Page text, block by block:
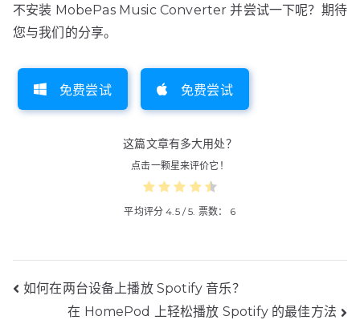
不安装 MobePas Music Converter 并尝试一下呢？期待
您与我们的分享。
免费尝试 免费尝试
这篇文章有多大用处？
点击一颗星来评价它！
平均评分4.5/ 5. 票数： 6
帖
如何在两台设备上播放 Spotify 音乐？
在 HomePod 上轻松播放 Spotify 的最佳方法